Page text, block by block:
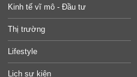
Kinh tế vĩ mô - Đầu tư
Thị trường
Lifestyle
Lịch sự kiện